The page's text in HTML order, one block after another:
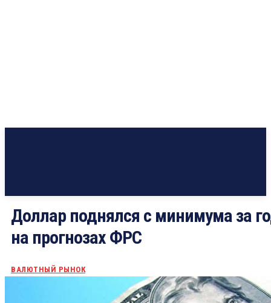
Доллар поднялся с минимума за
на прогнозах ФРС
ВАЛЮТНЫЙ РЫНОК